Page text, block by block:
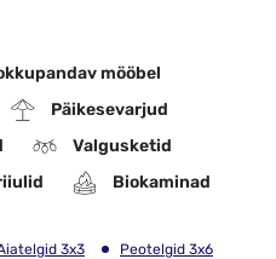
mööbel
Päikesevarjud
Valgusketid
Biokaminad
3x3
Peotelgid 3x6